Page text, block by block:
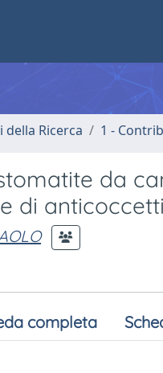
Ricerca 1 -
da
di
completa